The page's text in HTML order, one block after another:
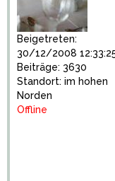
Beigetreten:
30/12/2008
Beiträge: 3630
Standort: im hohen
Norden
Offline